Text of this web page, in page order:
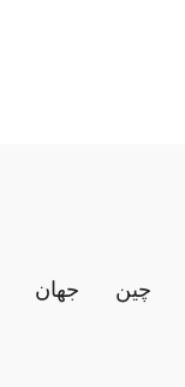
چین جهان